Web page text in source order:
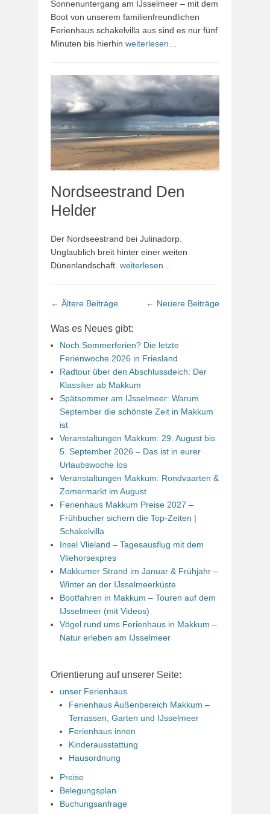
Sonnenuntergang am IJsselmeer – mit dem
Boot von unserem familienfreundlichen
Ferienhaus schakelvilla aus sind es nur fünf
Minuten bis hierhin weiterlesen…
Nordseestrand Den
Helder
Der Nordseestrand bei Julinadorp.
Unglaublich breit hinter einer weiten
Dünenlandschaft. weiterlesen…
Beitrags-
← Ältere Beiträge ← Neuere Beiträge
Was es Neues gibt:
Noch Sommerferien? Die letzte
Ferienwoche 2026 in Friesland
Radtour über den Abschlussdeich: Der
Klassiker ab Makkum
Spätsommer am IJsselmeer: Warum
September die schönste Zeit in Makkum
ist
Veranstaltungen Makkum: 29. August bis
5. September 2026 – Das ist in eurer
Urlaubswoche los
Veranstaltungen Makkum: Rondvaarten &
Zomermarkt im August
Ferienhaus Makkum Preise 2027 –
Frühbucher sichern die Top-Zeiten |
Schakelvilla
Insel Vlieland – Tagesausflug mit dem
Vliehorsexpres
Makkumer Strand im Januar & Frühjahr –
Winter an der IJsselmeerküste
Bootfahren in Makkum – Touren auf dem
IJsselmeer (mit Videos)
Vögel rund ums Ferienhaus in Makkum –
Natur erleben am IJsselmeer
Orientierung auf unserer Seite:
unser Ferienhaus
Ferienhaus Außenbereich Makkum –
Terrassen, Garten und IJsselmeer
Ferienhaus innen
Kinderausstattung
Hausordnung
Preise
Belegungsplan
Buchungsanfrage